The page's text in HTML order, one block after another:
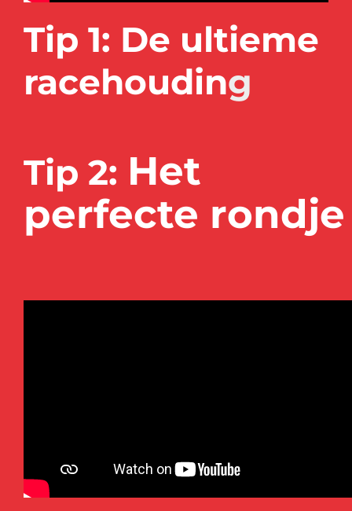
Tip 1: De ultieme
racehouding
Tip 2: Het
perfecte rondje